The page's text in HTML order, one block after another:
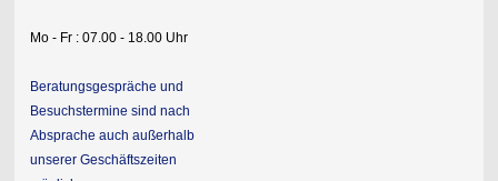
Mo - Fr : 07.00 - 18.00 Uhr
Beratungsgespräche und
Besuchstermine sind nach
Absprache auch außerhalb
unserer Geschäftszeiten